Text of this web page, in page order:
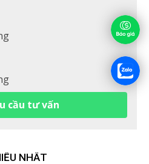
cầu tư vấn
NHẤT